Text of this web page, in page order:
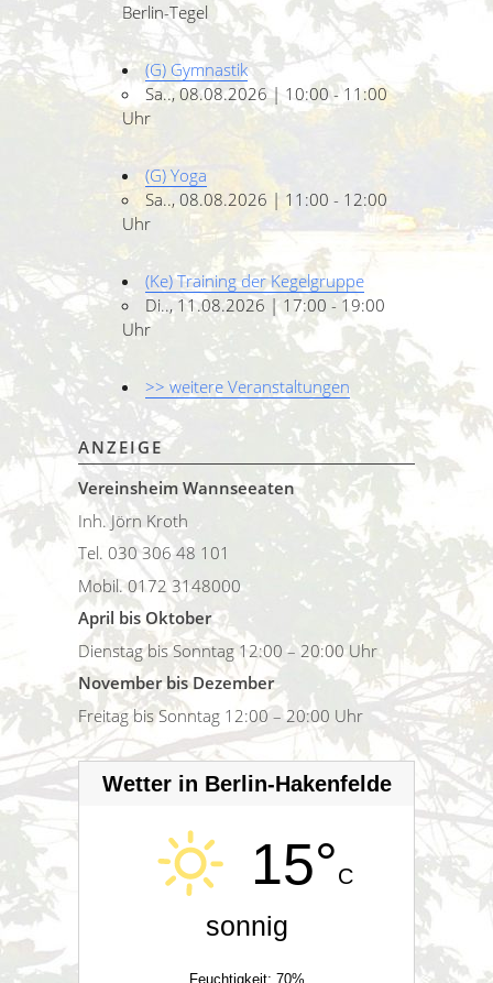
Berlin-Tegel
(G) Gymnastik
Sa.., 08.08.2026 | 10:00 - 11:00
Uhr
(G) Yoga
Sa.., 08.08.2026 | 11:00 - 12:00
Uhr
(Ke) Training der Kegelgruppe
Di.., 11.08.2026 | 17:00 - 19:00
Uhr
>> weitere Veranstaltungen
ANZEIGE
Vereinsheim Wannseeaten
Inh. Jörn Kroth
Tel. 030 306 48 101
Mobil. 0172 3148000
April bis Oktober
Dienstag bis Sonntag 12:00 – 20:00 Uhr
November bis Dezember
Freitag bis Sonntag 12:00 – 20:00 Uhr
Wetter in Berlin-Hakenfelde
15°C
sonnig
Feuchtigkeit: 70%